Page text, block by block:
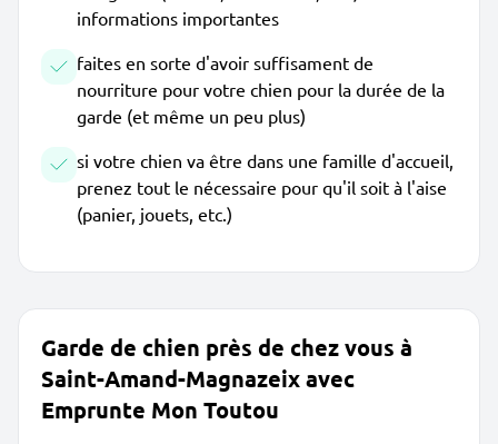
informations importantes
faites en sorte d'avoir suffisament de
nourriture pour votre chien pour la durée de la
garde (et même un peu plus)
si votre chien va être dans une famille d'accueil,
prenez tout le nécessaire pour qu'il soit à l'aise
(panier, jouets, etc.)
Garde de chien près de chez vous à
Saint-Amand-Magnazeix avec
Emprunte Mon Toutou